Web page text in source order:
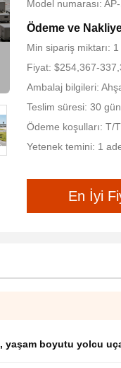
Model numarası:
Ödeme ve
Min sipariş miktarı:
Fiyat: $254,367-
Ambalaj bilgileri:
Teslim süresi: 30 gün
Ödeme koşulları: T/T
Yetenek temini: 1
En İyi
, yaşam boyutu yolcu